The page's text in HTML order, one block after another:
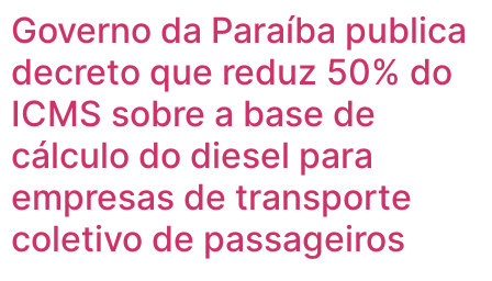
Governo da Paraíba publica
decreto que reduz 50% do
ICMS sobre a base de
cálculo do diesel para
empresas de transporte
coletivo de passageiros